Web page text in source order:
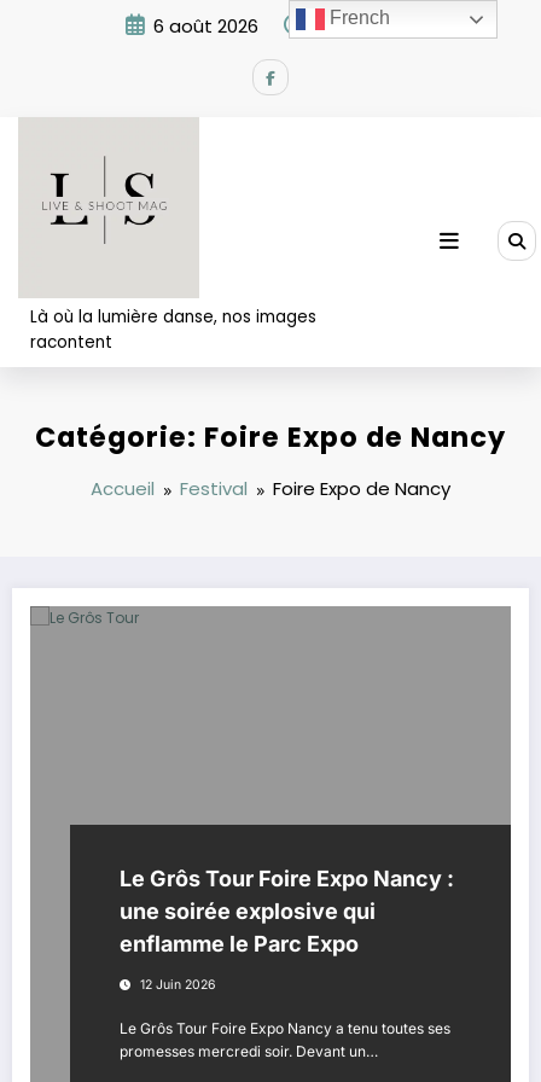
6 août 2026 5:45:54 PM
Là où la lumière danse, nos images
racontent
Catégorie: Foire Expo de Nancy
Accueil Festival Foire Expo de Nancy
Le Grôs Tour Foire Expo Nancy :
une soirée explosive qui
enflamme le Parc Expo
12 Juin 2026
Le Grôs Tour Foire Expo Nancy a tenu toutes ses
promesses mercredi soir. Devant un…
French